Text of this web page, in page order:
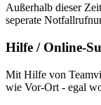
Außerhalb dieser
seperate
Hilfe / Online-
Mit Hilfe von
wie Vor-Ort - egal